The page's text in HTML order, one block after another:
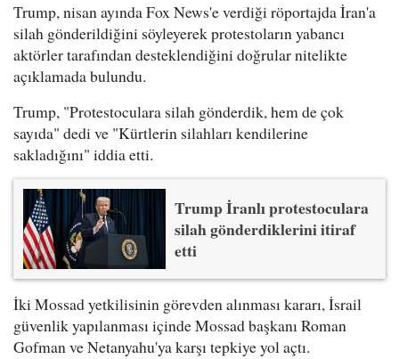
Trump, nisan ayında Fox News'e verdiği röportajda İran'a
silah gönderildiğini söyleyerek protestoların yabancı
aktörler tarafından desteklendiğini doğrular nitelikte
açıklamada bulundu.
Trump, "Protestoculara silah gönderdik, hem de çok
sayıda" dedi ve "Kürtlerin silahları kendilerine
sakladığını" iddia etti.
Trump İranlı protestoculara
silah gönderdiklerini itiraf
etti
İki Mossad yetkilisinin görevden alınması kararı, İsrail
güvenlik yapılanması içinde Mossad başkanı Roman
Gofman ve Netanyahu'ya karşı tepkiye yol açtı.